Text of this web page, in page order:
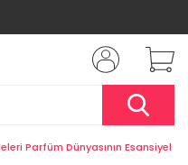
Parfüm Dünyasının Esansiyel